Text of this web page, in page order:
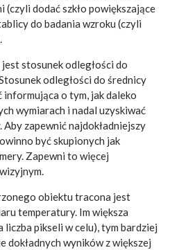
dodać szkło powiększające
do badania wzroku (czyli
stosunek odległości do
odległości do średnicy
o tym, jak daleko
wymiarach i nadal uzyskiwać
zapewnić najdokładniejszy
być skupionych jak
Zapewni to więcej
obiektu tracona jest
temperatury. Im większa
liczba pikseli w celu), tym bardziej
dokładnych wyników z większej